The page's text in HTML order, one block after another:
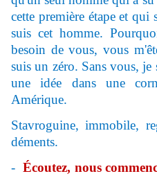
cette première étape et qui
suis cet homme.
besoin de vous, vous
suis un zéro. Sans vous,
une idée dans une
Amérique.
Stavroguine, immobile,
déments.
-Écoutez, nous